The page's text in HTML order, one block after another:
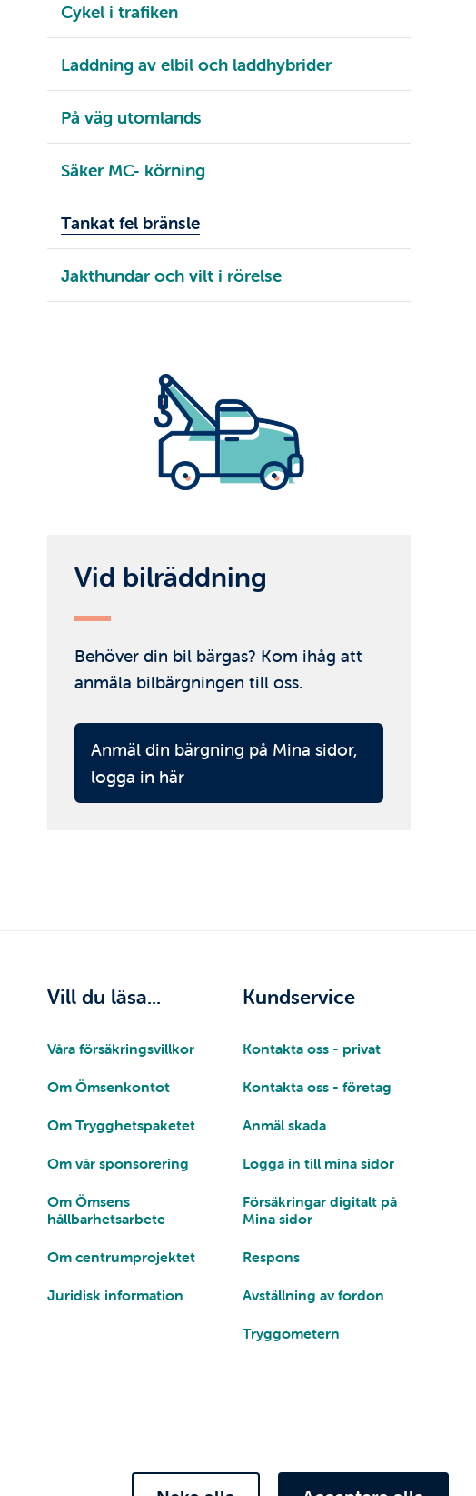
Cykel i trafiken
Laddning av elbil och laddhybrider
På väg utomlands
Säker MC- körning
Tankat fel bränsle
Jakthundar och vilt i rörelse
Vid bilräddning
Behöver din bil bärgas? Kom ihåg att
anmäla bilbärgningen till oss.
Anmäl din bärgning på Mina sidor,
logga in här
Vill du läsa...
Våra försäkringsvillkor
Om Ömsenkontot
Om Trygghetspaketet
Om vår sponsorering
Om Ömsens
hållbarhetsarbete
Om centrumprojektet
Juridisk information
Kundservice
Kontakta oss - privat
Kontakta oss - företag
Anmäl skada
Logga in till mina sidor
Försäkringar digitalt på
Mina sidor
Respons
Avställning av fordon
Tryggometern